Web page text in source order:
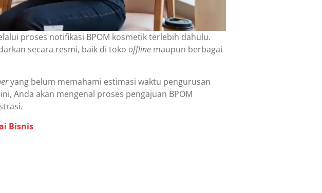
proses notifikasi BPOM kosmetik terlebih dahulu.
secara resmi, baik di toko offline maupun berbagai
yang belum memahami estimasi waktu pengurusan
Anda akan mengenal proses pengajuan BPOM
Bisnis